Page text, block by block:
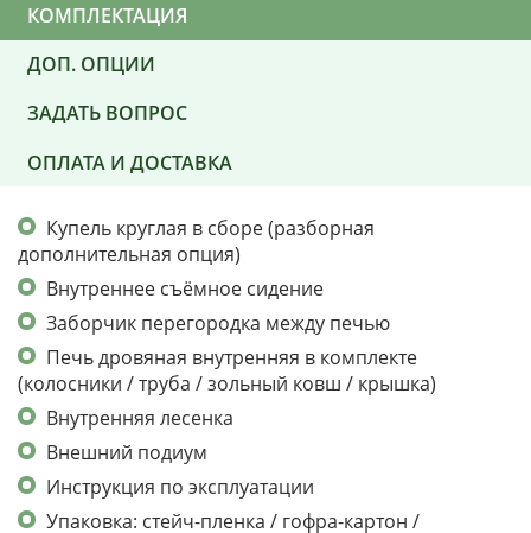
КОМПЛЕКТАЦИЯ
ДОП. ОПЦИИ
ЗАДАТЬ ВОПРОС
ОПЛАТА И ДОСТАВКА
Купель круглая в сборе (разборная
дополнительная опция)
Внутреннее съёмное сидение
Заборчик перегородка между печью
Печь дровяная внутренняя в комплекте
(колосники / труба / зольный ковш / крышка)
Внутренняя лесенка
Внешний подиум
Инструкция по эксплуатации
Упаковка: стейч-пленка / гофра-картон /